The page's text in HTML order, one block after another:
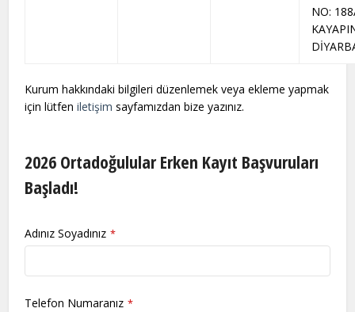
NO:
Kurum hakkındaki bilgileri düzenlemek veya ekleme yapmak
için lütfeniletişim sayfamızdan bize yazınız.
2026 Ortadoğulular Erken Kayıt Başvuruları
Başladı!
Adınız Soyadınız *
Telefon Numaranız *